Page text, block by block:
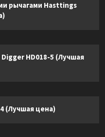
рычагами Hasttings
HD018-5 (Лучшая
(Лучшая цена)